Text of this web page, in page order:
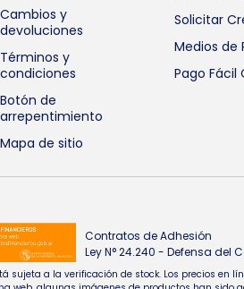
Cambios y
devoluciones
Términos y
condiciones
Botón de
arrepentimiento
Mapa de sitio
Solicitar
Medios de
Pago Fácil
Contratos de Adhesión
Ley N° 24.240 - Defensa del
sujeta a la verificación de stock. Los precios en